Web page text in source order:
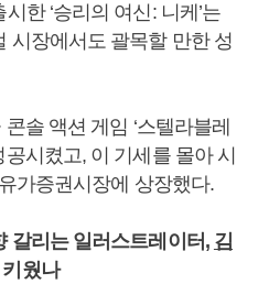
한 ‘승리의 여신: 니케’는
시장에서도 괄목할 만한 성
솔 액션 게임 ‘스텔라블레
시켰고, 이 기세를 몰아 시
가증권시장에 상장했다.
갈리는 일러스트레이터, 김
웠나